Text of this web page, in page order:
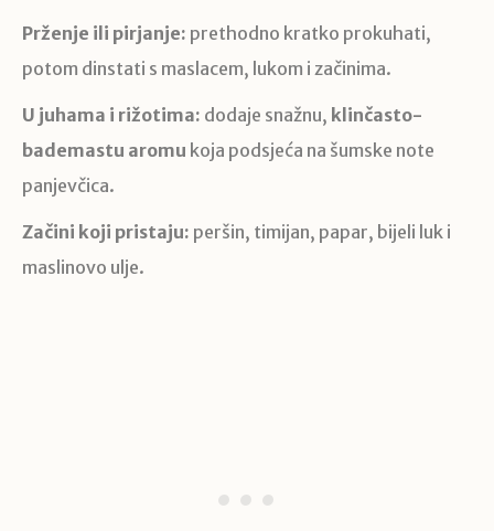
Prženje ili pirjanje: prethodno kratko prokuhati,
potom dinstati s maslacem, lukom i začinima.
U juhama i rižotima: dodaje snažnu, klinčasto-
bademastu aromu koja podsjeća na šumske note
panjevčica.
Začini koji pristaju: peršin, timijan, papar, bijeli luk i
maslinovo ulje.